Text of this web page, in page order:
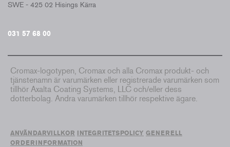
SWE - 425 02 Hisings Kärra
031 57 68 00
Cromax-logotypen, Cromax och alla Cromax produkt- och
tjänstenamn är varumärken eller registrerade varumärken som
tillhör Axalta Coating Systems, LLC och/eller dess
dotterbolag. Andra varumärken tillhör respektive ägare.
ANVÄNDARVILLKOR INTEGRITETSPOLICY GENERELL
ORDERINFORMATION